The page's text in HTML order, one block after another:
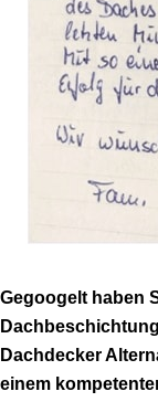
Gegoogelt haben
Dachdecker
einem